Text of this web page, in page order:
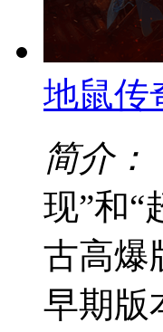
地鼠传
简介：
现”和“
古高爆
早期版